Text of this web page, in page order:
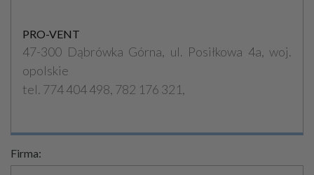
PRO-VENT
47-300 Dąbrówka Górna, ul. Posiłkowa 4a, woj.
opolskie
tel. 774 404 498, 782 176 321,
Firma: